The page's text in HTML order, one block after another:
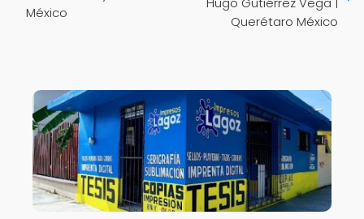
México
Querétaro México